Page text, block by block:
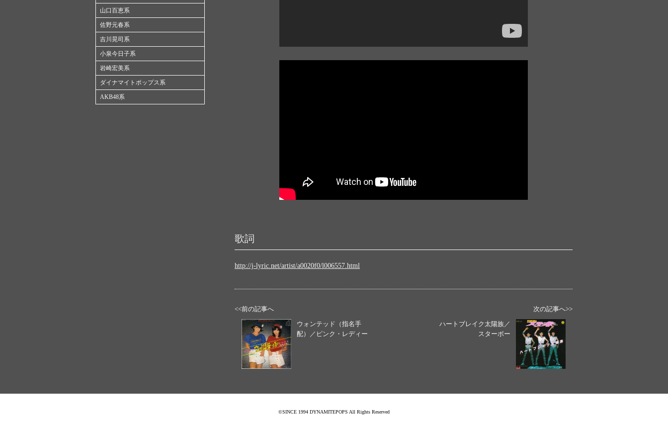
山口百恵系
佐野元春系
吉川晃司系
小泉今日子系
岩崎宏美系
ダイナマイトポップス系
AKB48系
歌詞
http://j-lyric.net/artist/a0020f0/l006557.html
<<前の記事へ
ウォンテッド（指名手
配）／ピンク・レディー
次の記事へ>>
ハートブレイク太陽族／
スターボー
©SINCE 1994 DYNAMITEPOPS All Rights Reserved